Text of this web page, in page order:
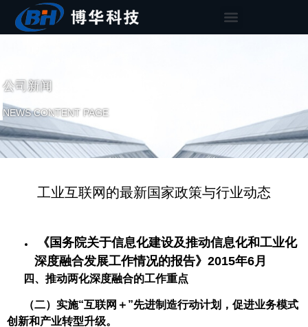
公司新闻
NEWS CONTENT PAGE
工业互联网的最新国家政策与行业动态
《国务院关于信息化建设及推动信息化和工业化
深度融合发展工作情况的报告》2015年6月
四、推动两化深度融合的工作重点
（二）实施“互联网＋”先进制造行动计划，促进业务模式
创新和产业转型升级。